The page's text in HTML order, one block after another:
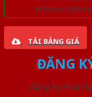
Nhiều ưu đãi lớn
TẢI BẢNG GIÁ
ĐĂNG
Đăng ký nhận